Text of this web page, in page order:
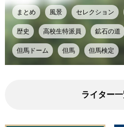
まとめ 風景 セレクション
歴史 高校生特派員 鉱石の道
但馬ドーム 但馬 但馬検定
ライター